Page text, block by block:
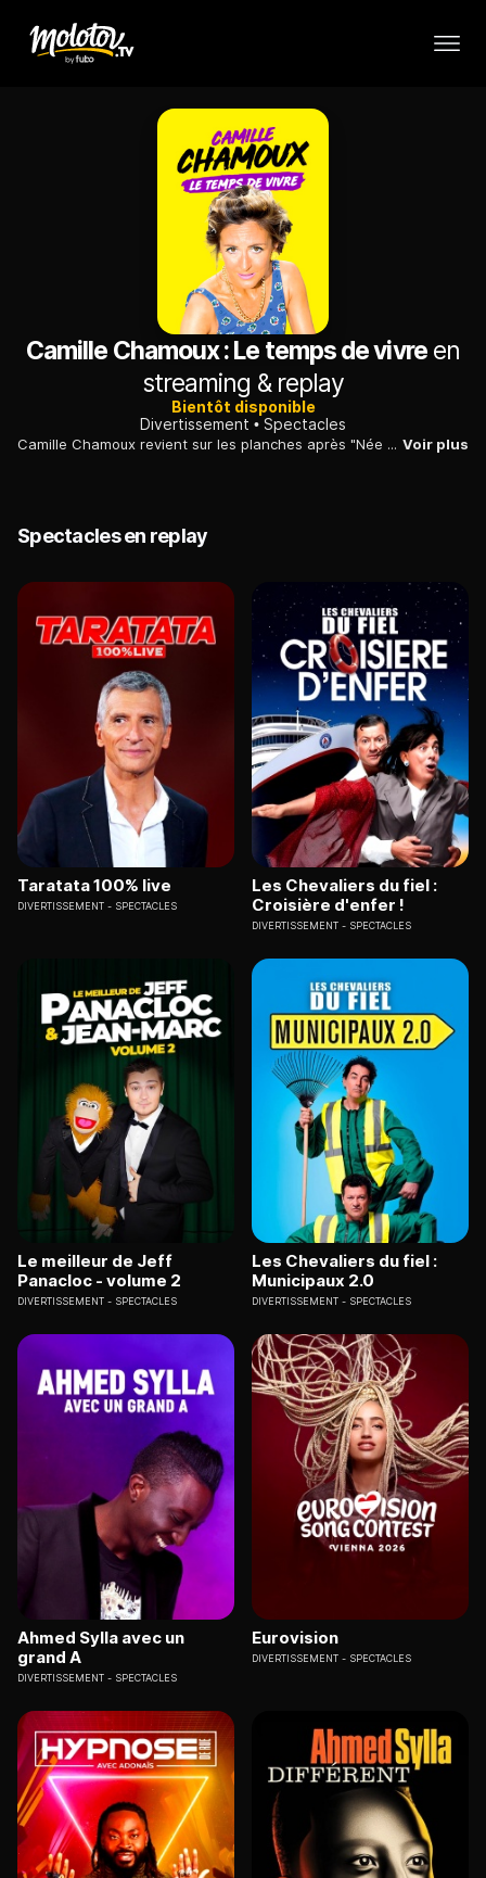
Camille Chamoux : Le temps de vivreen
streaming & replay
Bientôt disponible
Divertissement
Spectacles
Camille Chamoux revient sur les planches après "Née sous Giscard" et "L'esprit de contradiction", accompagnée à la mise en scène par Vincent Dedienne, dans ce spectacle "Le temps de vivre". Et tout s'articule autour de cette phrase : "Avec qui devons-nous nous réconcilier pour être heureux dans la vie ? Avec le temps, va". A travers des tranches de vie, Camille Chamoux mélange poésie du quotidien et petits travers de la vie, toujours le signe du temps qui passe. Voir plus
Spectacles en replay
Taratata 100% live
DIVERTISSEMENT SPECTACLES
Les Chevaliers du fiel :
Croisière d'enfer !
DIVERTISSEMENT SPECTACLES
Le meilleur de Jeff
Panacloc - volume 2
DIVERTISSEMENT SPECTACLES
Les Chevaliers du fiel :
Municipaux 2.0
DIVERTISSEMENT SPECTACLES
Ahmed Sylla avec un
grand A
DIVERTISSEMENT SPECTACLES
Eurovision
DIVERTISSEMENT SPECTACLES